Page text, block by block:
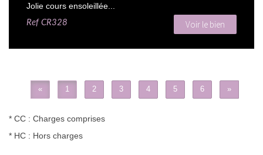
Jolie cours ensoleillée...
Ref CR328 Voir le bien
« 1 2 3 4 5 6 »
* CC : Charges comprises
* HC : Hors charges